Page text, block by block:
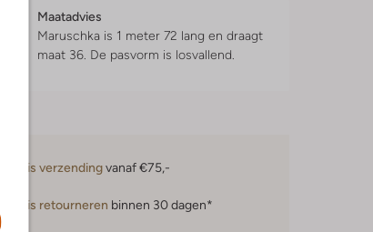
Maatadvies
Maruschka is 1 meter 72 lang en draagt
maat 36. De pasvorm is losvallend.
Gratis verzendingvanaf €75,-
Gratis retourneren binnen 30 dagen*